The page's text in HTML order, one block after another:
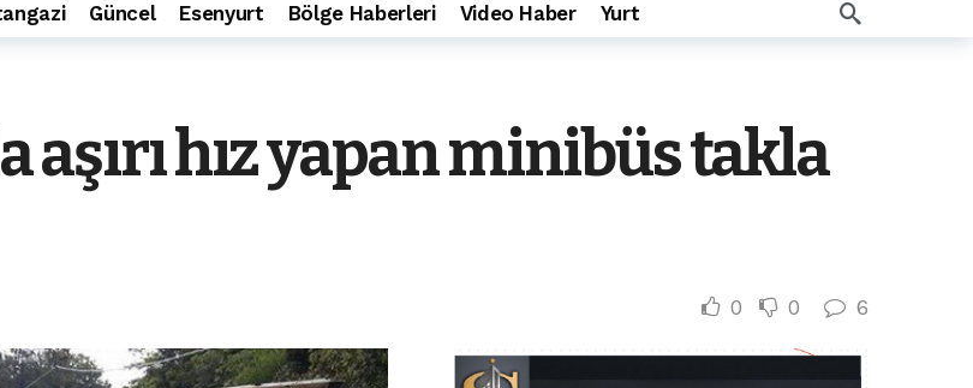
gösterisi düzenledi 2 yıl önce
devrildi
yolcu öldü 3 yıl önce
3 yıl önce
Güncel Esenyurt Bölge Haberleri Video Haber Yurt
hız yapan minibüs takla
0 0 6